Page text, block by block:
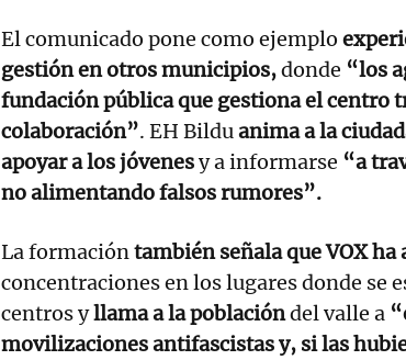
El comunicado pone como ejemplo
gestión en otros municipios,donde “los
fundación pública que gestiona el centro
colaboración”. EH Bilduanima a la
apoyar a los jóvenesy a informarse “a
no alimentando falsos rumores”.
La formacióntambién señala que VOX ha
concentraciones en los lugares donde se
centros yllama a la poblacióndel valle a
movilizaciones antifascistas y, si las